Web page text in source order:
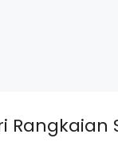
Rangkaian